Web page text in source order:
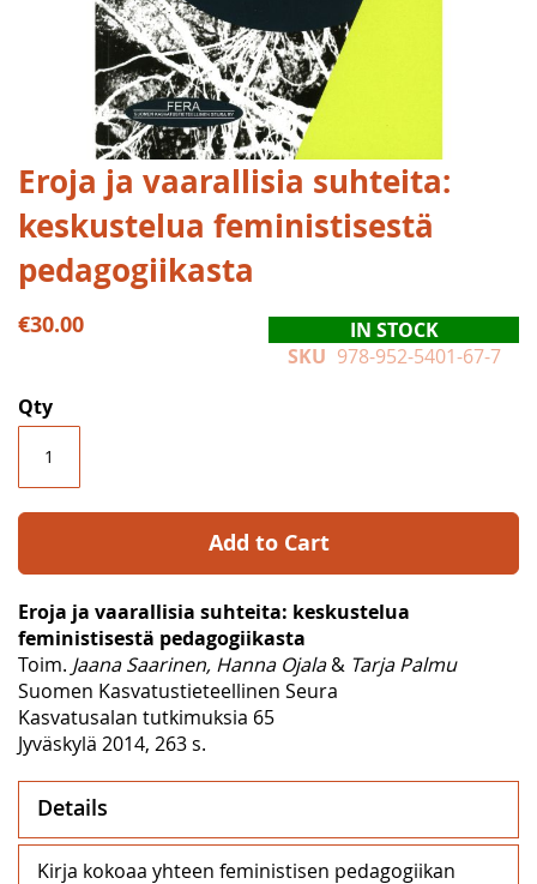
Skip
to
the
of
images
Eroja ja vaarallisia suhteita:
keskustelua feministisestä
pedagogiikasta
€30.00
IN STOCK
SKU 978-952-5401-67-7
Qty
Add to Cart
Eroja ja vaarallisia suhteita: keskustelua
feministisestä pedagogiikasta
Toim. Jaana Saarinen, Hanna Ojala& Tarja Palmu
Suomen Kasvatustieteellinen Seura
Kasvatusalan tutkimuksia 65
Jyväskylä 2014, 263 s.
Details
Kirja kokoaa yhteen feministisen pedagogiikan